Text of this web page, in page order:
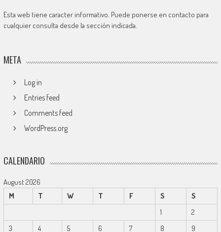
Esta web tiene caracter informativo. Puede ponerse en contacto para
cualquier consulta desde la sección indicada.
META
Log in
Entries feed
Comments feed
WordPress.org
CALENDARIO
August 2026
M
T W T F S
S
1
2
3
4 5 6 7 8
9